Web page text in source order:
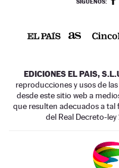
EDICIONES EL PAIS,
reproducciones y usos de
desde este sitio web a
que resulten adecuados a
del Real Decreto-